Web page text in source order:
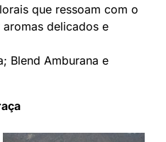
que ressoam com o
delicados e
Blend Amburana e